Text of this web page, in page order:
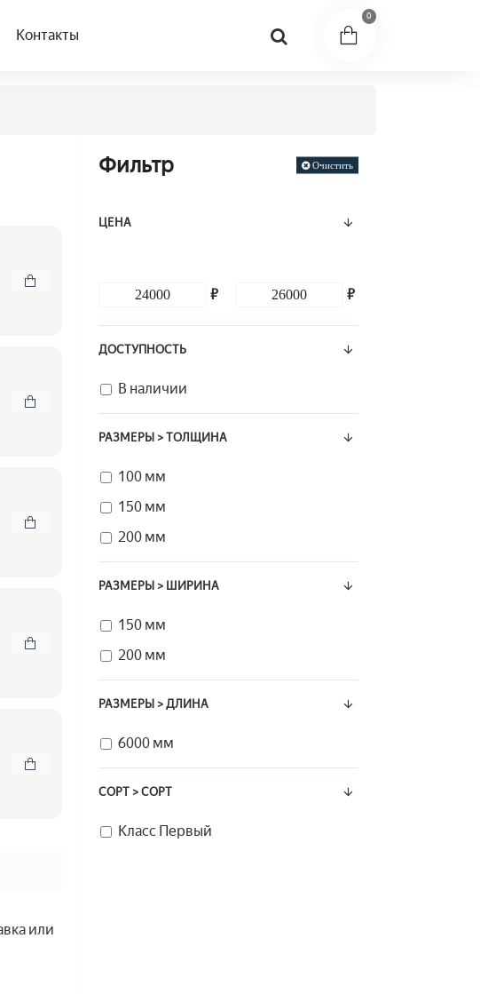
Контакты
0
или
Фильтр Очистить
ЦЕНА
₽ ₽
РАЗМЕРЫ > ТОЛЩИНА
100 мм
150 мм
200 мм
РАЗМЕРЫ > ШИРИНА
150 мм
200 мм
РАЗМЕРЫ > ДЛИНА
6000 мм
СОРТ > СОРТ
Класс Первый
ДОСТУПНОСТЬ
В наличии